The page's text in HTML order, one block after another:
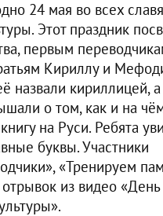
24 мая во всех
Этот праздник
первым
Кириллу и
назвали кириллицей,
о том, как и на
на Руси. Ребята
буквы. Участники
«Тренируем
из видео «День